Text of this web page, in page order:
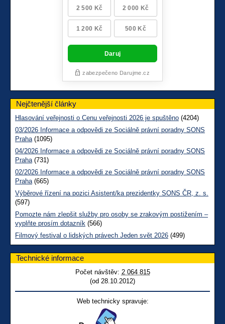
Nejčtenější články
Hlasování veřejnosti o Cenu veřejnosti 2026 je spuštěno (4204)
03/2026 Informace a odpovědi ze Sociálně právní poradny SONS
Praha(1095)
04/2026 Informace a odpovědi ze Sociálně právní poradny SONS
Praha(731)
02/2026 Informace a odpovědi ze Sociálně právní poradny SONS
Praha(665)
Výběrové řízení na pozici Asistent/ka prezidentky SONS ČR, z. s.
(597)
Pomozte nám zlepšit služby pro osoby se zrakovým postižením –
vyplňte prosím dotazník (566)
Filmový festival o lidských právech Jeden svět 2026 (499)
Technické informace
Počet návštěv: 2 064 815
(od 28.10.2012)
Web technicky spravuje: